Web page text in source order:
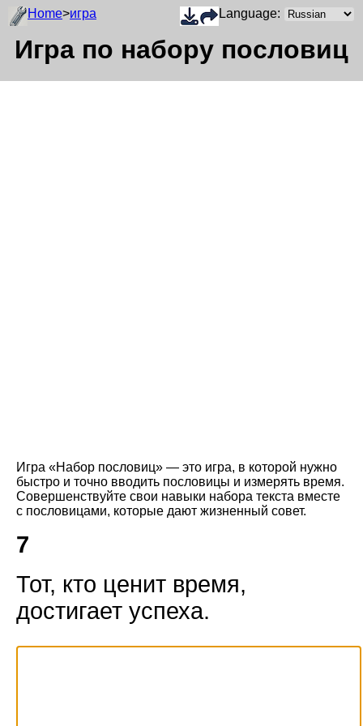
Home>игра
Игра по набору пословиц
Language:
Игра «Набор пословиц» — это игра, в которой нужно
быстро и точно вводить пословицы и измерять время.
Совершенствуйте свои навыки набора текста вместе
с пословицами, которые дают жизненный совет.
7
Тот, кто ценит время,
достигает успеха.